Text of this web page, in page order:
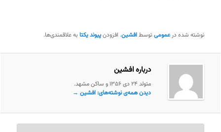
نوشته شده درعمومی توسطافشین. افزودنپیوند یکتا به علاقمندی‌ها.
درباره افشین
متولد ۲۴ دی ۱۳۵۶ و ساکن مشهد.
دیدن همه‌ی نوشته‌های: افشین →